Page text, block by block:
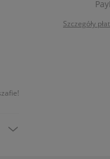
Szczegóły